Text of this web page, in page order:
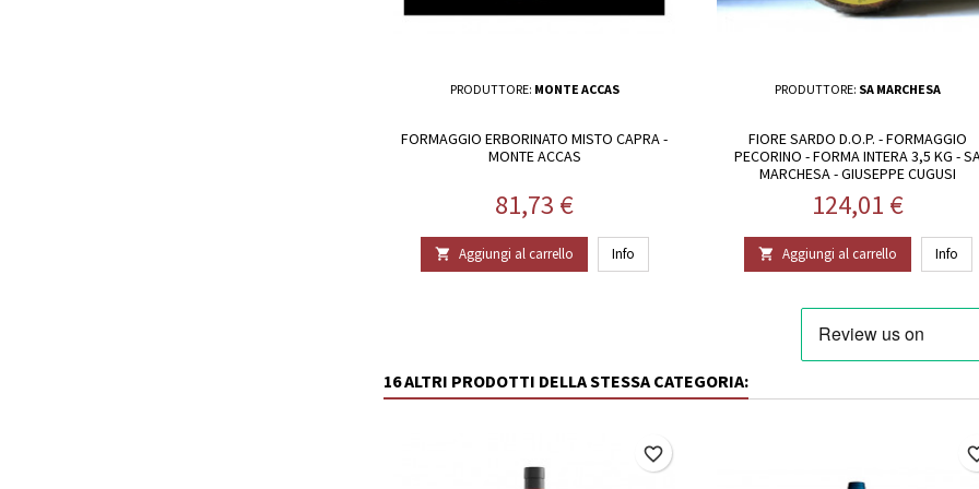
PRODUTTORE: MONTE ACCAS
FORMAGGIO ERBORINATO MISTO CAPRA -
MONTE ACCAS
Prezzo
81,73 €
 Aggiungi al carrello Info
PRODUTTORE: SA MARCHESA
FIORE SARDO D.O.P. - FORMAGGIO
PECORINO - FORMA INTERA 3,5 KG -
MARCHESA - GIUSEPPE CUGUSI
Prezzo
124,01 €
 Aggiungi al carrello Info
16 ALTRI PRODOTTI DELLA STESSA CATEGORIA:
favorite_border